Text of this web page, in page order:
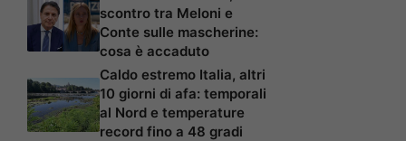
scontro tra Meloni e
Conte sulle mascherine:
cosa è accaduto
Caldo estremo Italia, altri
10 giorni di afa: temporali
al Nord e temperature
record fino a 48 gradi